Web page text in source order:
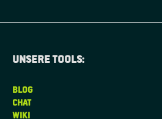
Unsere tools:
BLOG
CHAT
WIKI